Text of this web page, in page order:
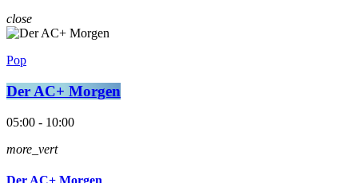
close
Pop
Der AC+ Morgen
05:00 - 10:00
more_vert
Der AC+ Morgen